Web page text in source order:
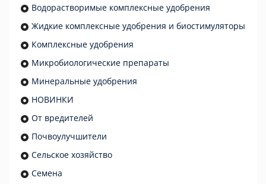
Водорастворимые комплексные удобрения
Жидкие комплексные удобрения и биостимуляторы
Комплексные удобрения
Микробиологические препараты
Минеральные удобрения
НОВИНКИ
От вредителей
Почвоулучшители
Сельское хозяйство
Семена